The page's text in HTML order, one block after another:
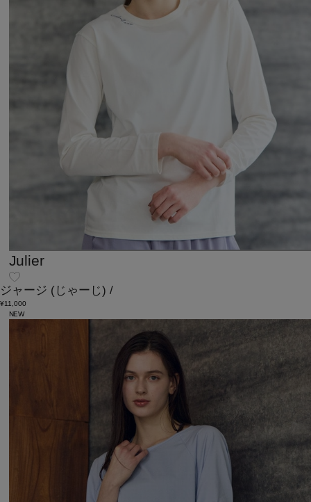
Julier
ジャージ (じゃーじ) /
¥11,000
NEW